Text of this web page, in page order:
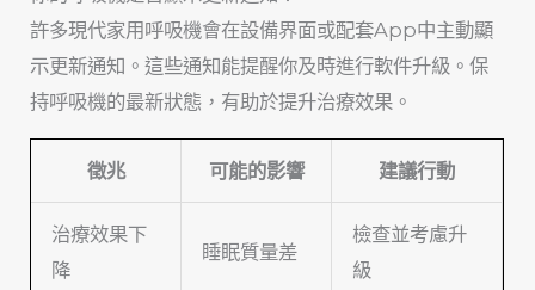
許多現代家用呼吸機會在設備界面或配套App中主動顯
示更新通知。這些通知能提醒你及時進行軟件升級。保
持呼吸機的最新狀態，有助於提升治療效果。
徵兆 可能的影響 建議行動
治療效果下
降
睡眠質量差
檢查並考慮升
級